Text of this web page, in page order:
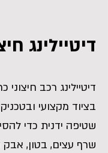
דיטיילינג
דיטיילינג רכב חיצוני
בציוד מקצועי
שטיפה ידנית כדי
שרף עצים, בטון,